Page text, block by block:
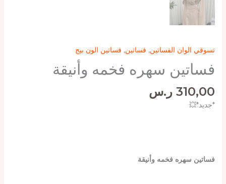
تسوقي الوان الفساتين, فساتين, فساتين الون بيج
فساتين سهره فخمه وأنيقة
310,00 ر.س
*جديد*💥
فساتين سهره فخمه وأنيقة